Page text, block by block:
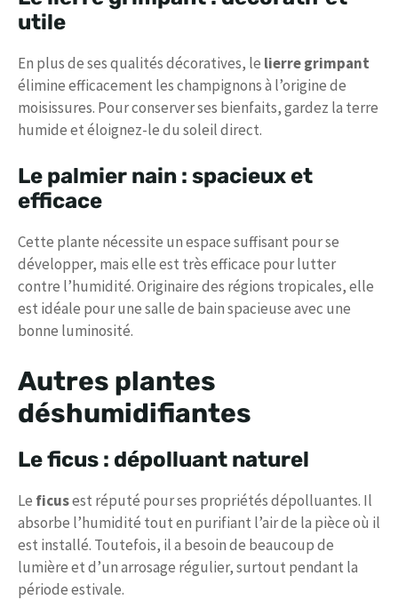
utile
En plus de ses qualités décoratives, le lierre grimpant
élimine efficacement les champignons à l’origine de
moisissures. Pour conserver ses bienfaits, gardez la terre
humide et éloignez-le du soleil direct.
Le palmier nain : spacieux et
efficace
Cette plante nécessite un espace suffisant pour se
développer, mais elle est très efficace pour lutter
contre l’humidité. Originaire des régions tropicales, elle
est idéale pour une salle de bain spacieuse avec une
bonne luminosité.
Autres plantes
déshumidifiantes
Le ficus : dépolluant naturel
Le ficusest réputé pour ses propriétés dépolluantes. Il
absorbe l’humidité tout en purifiant l’air de la pièce où il
est installé. Toutefois, il a besoin de beaucoup de
lumière et d’un arrosage régulier, surtout pendant la
période estivale.